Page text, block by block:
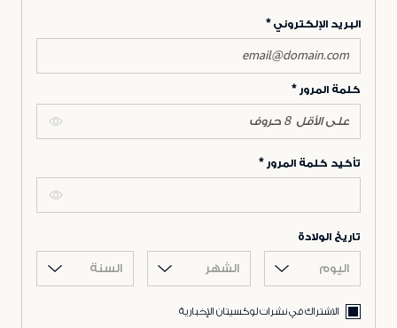
البريد الإلكتروني
كلمة المرور
تأكيد كلمة المرور
تاريخ الولادة
اليوم الشهر السنة
الاشتراك في نشرات لوكسيتان الإخبارية